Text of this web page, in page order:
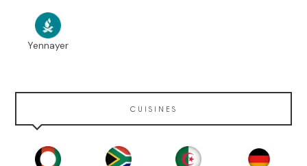
Yennayer
CUISINES